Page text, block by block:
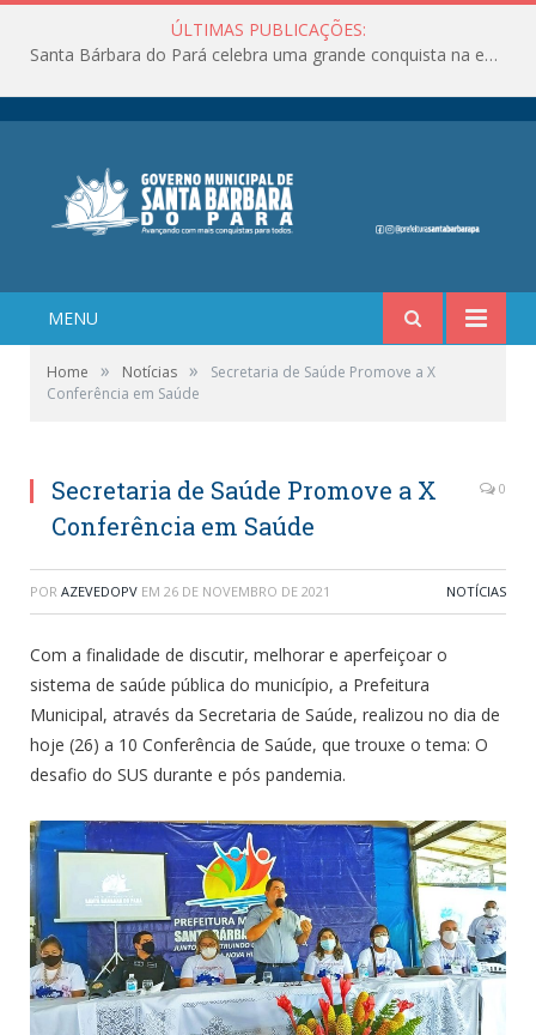
ÚLTIMAS PUBLICAÇÕES:
Santa Bárbara do Pará celebra uma grande conquista na educação!
MENU
Home » Notícias »
Secretaria de Saúde Promove a X
Conferência em Saúde
Secretaria de Saúde Promove a X
Conferência em Saúde
0
POR AZEVEDOPV EM 26 DE NOVEMBRO DE 2021 NOTÍCIAS
Com a finalidade de discutir, melhorar e aperfeiçoar o
sistema de saúde pública do município, a Prefeitura
Municipal, através da Secretaria de Saúde, realizou no dia de
hoje (26) a 10 Conferência de Saúde, que trouxe o tema: O
desafio do SUS durante e pós pandemia.